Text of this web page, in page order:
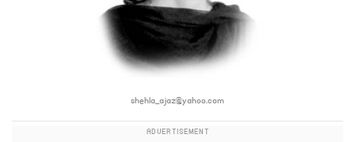
shehla_ajaz@yahoo.com